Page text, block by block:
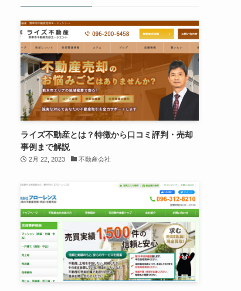
ライズ不動産とは？特徴から口コミ評判・売却
事例まで解説
2月 22, 2023 不動産会社